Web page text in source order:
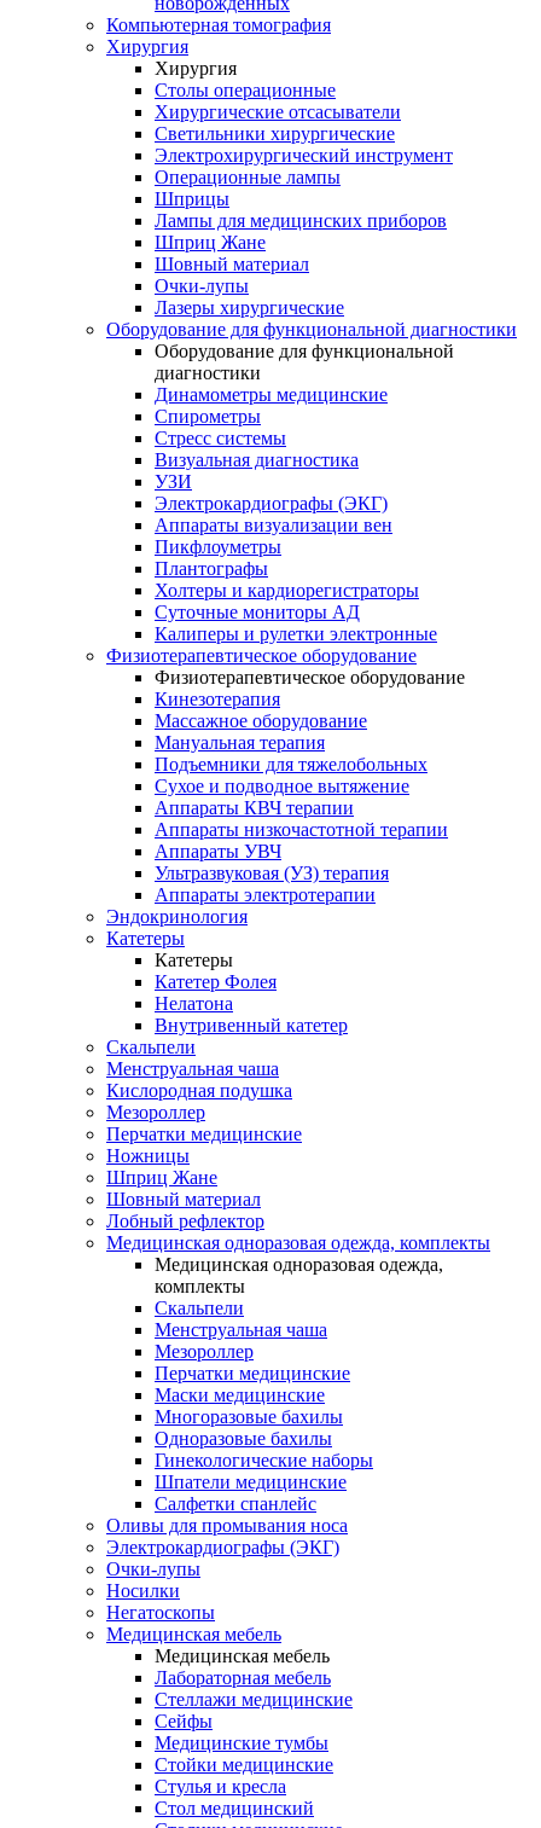
Компьютерная томография
Хирургия
Хирургия
Столы операционные
Хирургические отсасыватели
Светильники хирургические
Электрохирургический инструмент
Операционные лампы
Шприцы
Лампы для медицинских приборов
Шприц Жане
Шовный материал
Очки-лупы
Лазеры хирургические
Оборудование для функциональной диагностики
Оборудование для функциональной
диагностики
Динамометры медицинские
Спирометры
Стресс системы
Визуальная диагностика
УЗИ
Электрокардиографы (ЭКГ)
Аппараты визуализации вен
Пикфлоуметры
Плантографы
Холтеры и кардиорегистраторы
Суточные мониторы АД
Калиперы и рулетки электронные
Физиотерапевтическое оборудование
Физиотерапевтическое оборудование
Кинезотерапия
Массажное оборудование
Мануальная терапия
Подъемники для тяжелобольных
Сухое и подводное вытяжение
Аппараты КВЧ терапии
Аппараты низкочастотной терапии
Аппараты УВЧ
Ультразвуковая (УЗ) терапия
Аппараты электротерапии
Эндокринология
Катетеры
Катетеры
Катетер Фолея
Нелатона
Внутривенный катетер
Скальпели
Менструальная чаша
Кислородная подушка
Мезороллер
Перчатки медицинские
Ножницы
Шприц Жане
Шовный материал
Лобный рефлектор
Медицинская одноразовая одежда, комплекты
Медицинская одноразовая одежда,
комплекты
Скальпели
Менструальная чаша
Мезороллер
Перчатки медицинские
Маски медицинские
Многоразовые бахилы
Одноразовые бахилы
Гинекологические наборы
Шпатели медицинские
Салфетки спанлейс
Оливы для промывания носа
Электрокардиографы (ЭКГ)
Очки-лупы
Носилки
Негатоскопы
Медицинская мебель
Медицинская мебель
Лабораторная мебель
Стеллажи медицинские
Сейфы
Медицинские тумбы
Стойки медицинские
Cтулья и кресла
Стол медицинский